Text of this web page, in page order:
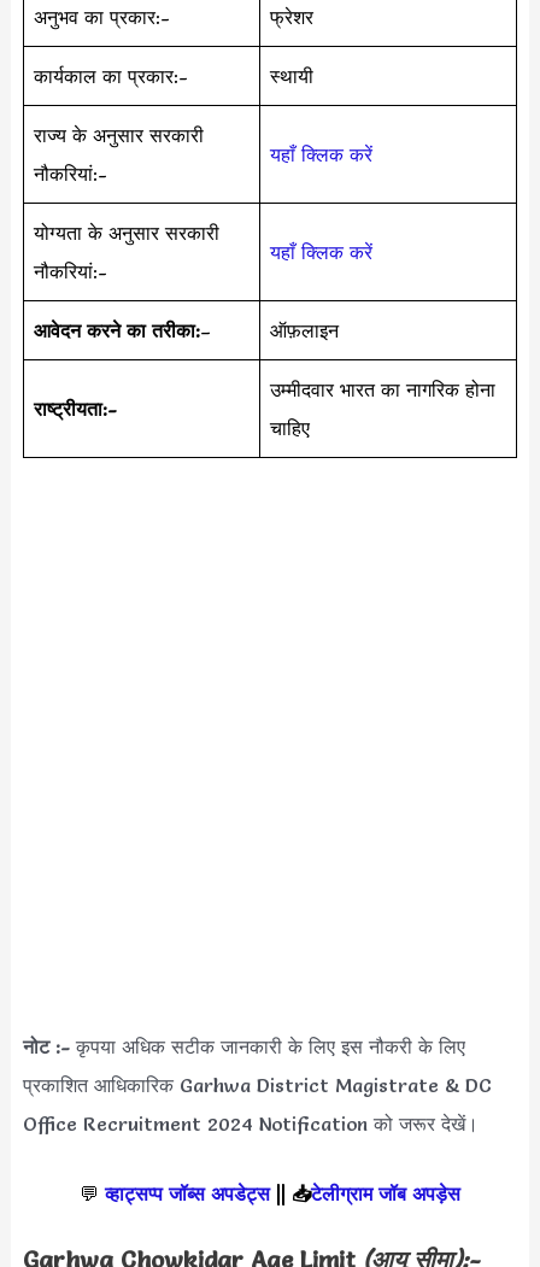
अनुभव का प्रकार:- फ्रेशर
कार्यकाल का प्रकार:- स्थायी
राज्य के अनुसार सरकारी
नौकरियां:-
यहाँ क्लिक करें
योग्यता के अनुसार सरकारी
नौकरियां:-
यहाँ क्लिक करें
आवेदन करने का तरीका:– ऑफ़लाइन
राष्ट्रीयता:-
उम्मीदवार भारत का नागरिक होना
चाहिए
नोट :-कृपया अधिक सटीक जानकारी के लिए इस नौकरी के लिए
प्रकाशित आधिकारिक Garhwa District Magistrate & DC
Office Recruitment 2024 Notification को जरूर देखें।
💬 व्हाट्सप्प जॉब्स अपडेट्स|| 📥टेलीग्राम जॉब अपड़ेस
Garhwa Chowkidar Age Limit (आयु सीमा):-